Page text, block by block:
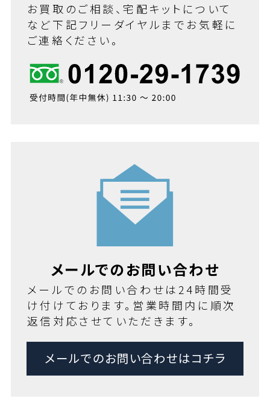
お買取のご相談、宅配キットについて
など下記フリーダイヤルまでお気軽に
ご連絡ください。
メールでのお問い合わせ
メールでのお問い合わせは24時間受
け付けております。営業時間内に順次
返信対応させていただきます。
メールでのお問い合わせはコチラ